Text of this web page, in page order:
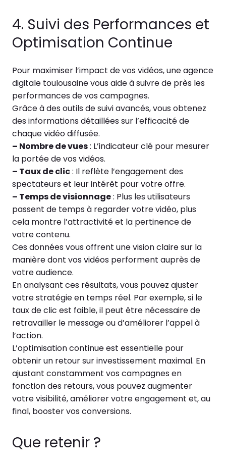
4. Suivi des Performances et
Optimisation Continue
Pour maximiser l’impact de vos vidéos, une agence
digitale toulousaine vous aide à suivre de près les
performances de vos campagnes.
Grâce à des outils de suivi avancés, vous obtenez
des informations détaillées sur l’efficacité de
chaque vidéo diffusée.
– Nombre de vues: L’indicateur clé pour mesurer
la portée de vos vidéos.
– Taux de clic: Il reflète l’engagement des
spectateurs et leur intérêt pour votre offre.
– Temps de visionnage: Plus les utilisateurs
passent de temps à regarder votre vidéo, plus
cela montre l’attractivité et la pertinence de
votre contenu.
Ces données vous offrent une vision claire sur la
manière dont vos vidéos performent auprès de
votre audience.
En analysant ces résultats, vous pouvez ajuster
votre stratégie en temps réel. Par exemple, si le
taux de clic est faible, il peut être nécessaire de
retravailler le message ou d’améliorer l’appel à
l’action.
L’optimisation continue est essentielle pour
obtenir un retour sur investissement maximal. En
ajustant constamment vos campagnes en
fonction des retours, vous pouvez augmenter
votre visibilité, améliorer votre engagement et, au
final, booster vos conversions.
Que retenir ?